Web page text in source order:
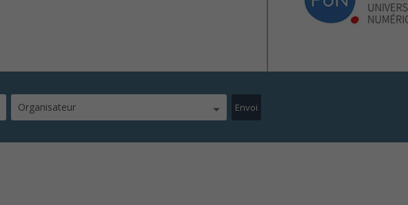
métiers
Organisateur